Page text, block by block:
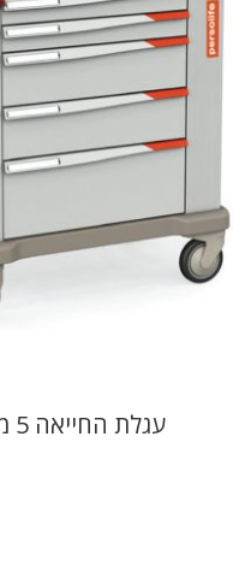
עגלת החייאה 5 מגירות